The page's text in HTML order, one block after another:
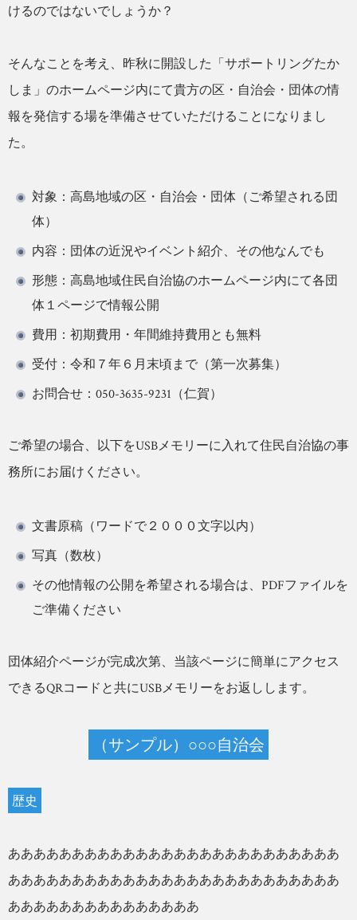
けるのではないでしょうか？
そんなことを考え、昨秋に開設した「サポートリングたか
しま」のホームページ内にて貴方の区・自治会・団体の情
報を発信する場を準備させていただけることになりまし
た。
対象：高島地域の区・自治会・団体（ご希望される団
体）
内容：団体の近況やイベント紹介、その他なんでも
形態：高島地域住民自治協のホームページ内にて各団
体１ページで情報公開
費用：初期費用・年間維持費用とも無料
受付：令和７年６月末頃まで（第一次募集）
お問合せ：050-3635-9231（仁賀）
ご希望の場合、以下をUSBメモリーに入れて住民自治協の事
務所にお届けください。
文書原稿（ワードで２０００文字以内）
写真（数枚）
その他情報の公開を希望される場合は、PDFファイルを
ご準備ください
団体紹介ページが完成次第、当該ページに簡単にアクセス
できるQRコードと共にUSBメモリーをお返しします。
（サンプル）○○○自治会
歴史
ああああああああああああああああああああああああああ
ああああああああああああああああああああああああああ
あああああああああああああああ